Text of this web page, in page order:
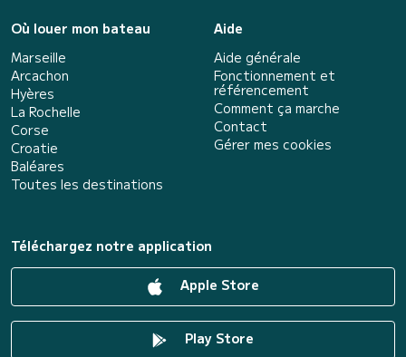
Où louer mon bateau
Marseille
Arcachon
Hyères
La Rochelle
Corse
Croatie
Baléares
Toutes les destinations
Aide
Aide générale
Fonctionnement et
référencement
Comment ça marche
Contact
Gérer mes cookies
Téléchargez notre application
Apple Store
Play Store